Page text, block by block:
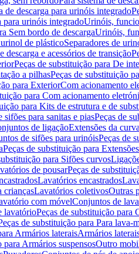
de descarga para urinóis integrado
para urinóis integradoUrinóis,
Sem bordo de descargaUrinóis,
de plásticoSeparadores de
descarga e acessórios de transição
Peças de substituição para De
a pilhasPeças de substituição
para ExteriorCom acionamento
para Com acionamento
para Kits de estrutura e de
sifões para sanitas e piasPeças de
de ligaçãoExtensões da
de sifões para urinóisPeças de
Peças de substituição para
para Sifões curvos
de pousarPeças de
Lavatórios encastrados
criançasLavatórios coletivosOutras
com móvelConjuntos de
lavatórioPeças de substituição
de substituição para Para lava-
Armários lateraisArmários
para Armários suspensosOutro